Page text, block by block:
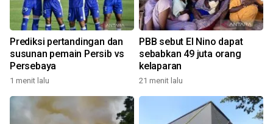
Prediksi pertandingan dan
susunan pemain Persib vs
Persebaya
1 menit lalu
PBB sebut El Nino dapat
sebabkan 49 juta orang
kelaparan
21 menit lalu